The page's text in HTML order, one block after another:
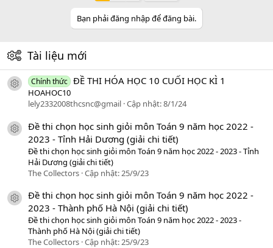
Bạn phải đăng nhập để đăng bài.
Tài liệu mới
icon tài liệu
Chính thức ĐỀ THI HÓA HỌC 10 CUỐI HỌC KÌ 1
HOAHOC10
lely2332008thcsnc@gmail Cập nhật:8/1/24
icon tài liệu
Đề thi chọn học sinh giỏi môn Toán 9 năm học 2022 -
2023 - Tỉnh Hải Dương (giải chi tiết)
Đề thi chọn học sinh giỏi môn Toán 9 năm học 2022 - 2023 - Tỉnh
Hải Dương (giải chi tiết)
The Collectors Cập nhật:25/9/23
icon tài liệu
Đề thi chọn học sinh giỏi môn Toán 9 năm học 2022 -
2023 - Thành phố Hà Nội (giải chi tiết)
Đề thi chọn học sinh giỏi môn Toán 9 năm học 2022 - 2023 -
Thành phố Hà Nội (giải chi tiết)
The Collectors Cập nhật:25/9/23